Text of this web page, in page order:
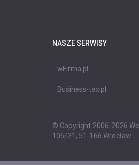
NASZE SERWISY
wFirma.pl
Business-tax.pl
© Copyright 2006-2026
105/21, 51-166 Wrocław